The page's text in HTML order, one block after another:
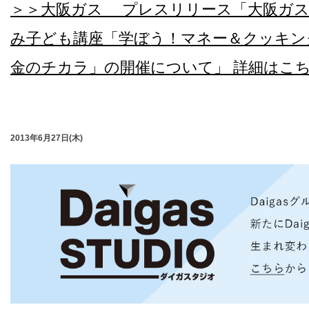
＞＞大阪ガス プレスリリース「大阪ガ
み子ども講座「学ぼう！マネー＆クッキ
金のチカラ」の開催について」 詳細はこ
2013年6月27日(木)